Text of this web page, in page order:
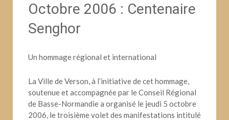
Octobre 2006 : Centenaire
Senghor
Un hommage régional et international
La Ville de Verson, à l’initiative de cet hommage,
soutenue et accompagnée par le Conseil Régional
de Basse-Normandie a organisé le jeudi 5 octobre
2006, le troisième volet des manifestations intitulé